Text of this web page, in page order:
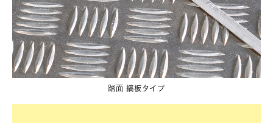
踏面 縞板タイプ